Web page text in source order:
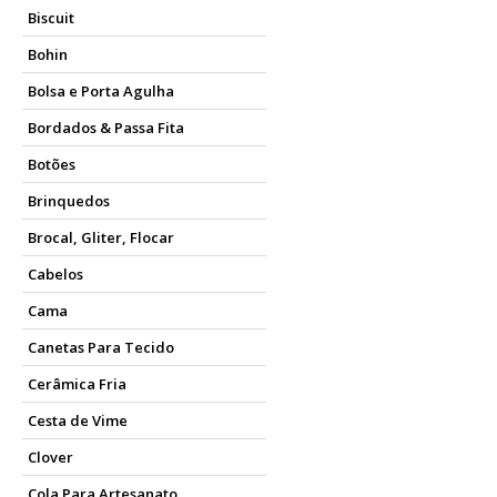
Biscuit
Bohin
Bolsa e Porta Agulha
Bordados & Passa Fita
Botões
Brinquedos
Brocal, Gliter, Flocar
Cabelos
Cama
Canetas Para Tecido
Cerâmica Fria
Cesta de Vime
Clover